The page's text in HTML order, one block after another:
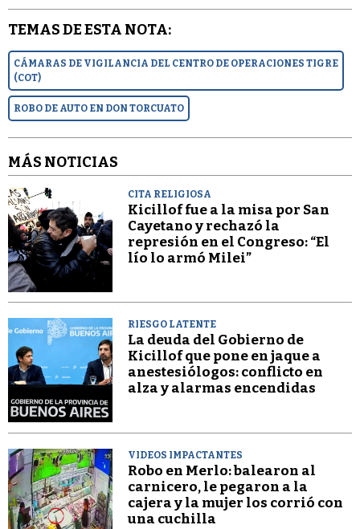
TEMAS DE ESTA NOTA:
CÁMARAS DE VIGILANCIA DEL CENTRO DE OPERACIONES TIGRE
(COT)
ROBO DE AUTO EN DON TORCUATO
MÁS NOTICIAS
CITA RELIGIOSA
Kicillof fue a la misa por San
Cayetano y rechazó la
represión en el Congreso: “El
lío lo armó Milei”
RIESGO LATENTE
La deuda del Gobierno de
Kicillof que pone en jaque a
anestesiólogos: conflicto en
alza y alarmas encendidas
VIDEOS IMPACTANTES
Robo en Merlo: balearon al
carnicero, le pegaron a la
cajera y la mujer los corrió con
una cuchilla